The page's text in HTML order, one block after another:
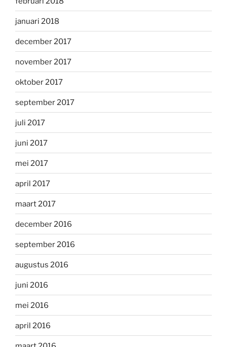
januari 2018
december 2017
november 2017
oktober 2017
september 2017
juli 2017
juni 2017
mei 2017
april 2017
maart 2017
december 2016
september 2016
augustus 2016
juni 2016
mei 2016
april 2016